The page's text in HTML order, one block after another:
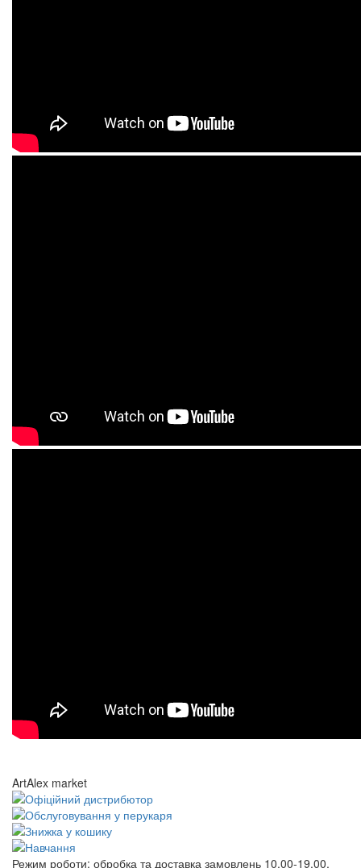
ArtAlex market
Режим роботи: обробка та доставка замовлень 10.00-19.00,